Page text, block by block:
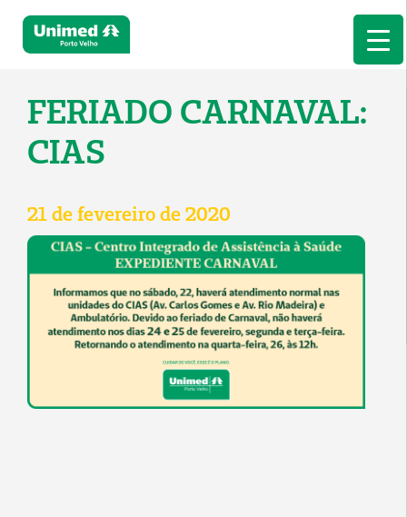
FERIADO CARNAVAL:
CIAS
21 de fevereiro de 2020